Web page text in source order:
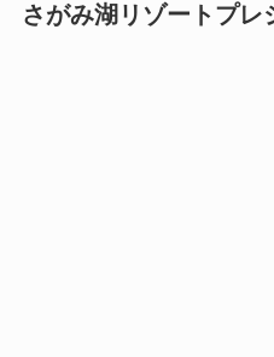
さがみ湖リゾートプレ